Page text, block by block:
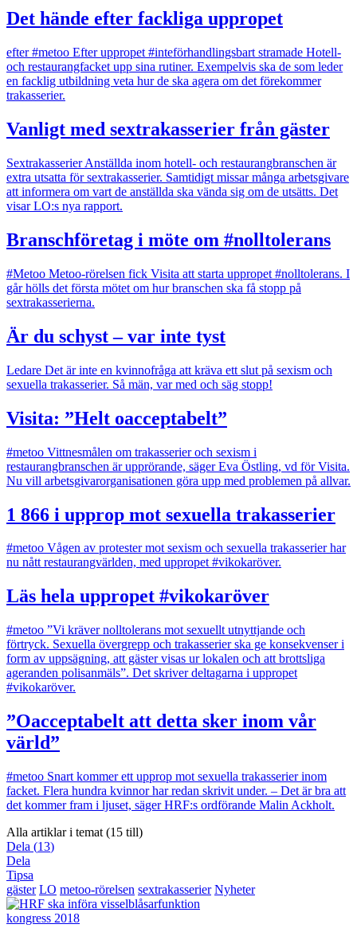
Det hände efter fackliga uppropet
efter #metoo Efter uppropet #inteförhandlingsbart stramade Hotell-
och restaurangfacket upp sina rutiner. Exempelvis ska de som leder
en facklig utbildning veta hur de ska agera om det förekommer
trakasserier.
Vanligt med sextrakasserier från gäster
SextrakasserierAnställda inom hotell- och restaurangbranschen är
extra utsatta för sextrakasserier. Samtidigt missar många arbetsgivare
att informera om vart de anställda ska vända sig om de utsätts. Det
visar LO:s nya rapport.
Branschföretag i möte om #nolltolerans
#Metoo Metoo-rörelsen fick Visita att starta uppropet #nolltolerans. I
går hölls det första mötet om hur branschen ska få stopp på
sextrakasserierna.
Är du schyst – var inte tyst
Ledare Det är inte en kvinnofråga att kräva ett slut på sexism och
sexuella trakasserier. Så män, var med och säg stopp!
Visita: ”Helt oacceptabelt”
#metoo Vittnesmålen om trakasserier och sexism i
restaurangbranschen är upprörande, säger Eva Östling, vd för Visita.
Nu vill arbetsgivarorganisationen göra upp med problemen på allvar.
1 866 i upprop mot sexuella trakasserier
#metoo Vågen av protester mot sexism och sexuella trakasserier har
nu nått restaurangvärlden, med uppropet #vikokaröver.
Läs hela uppropet #vikokaröver
#metoo ”Vi kräver nolltolerans mot sexuellt utnyttjande och
förtryck. Sexuella övergrepp och trakasserier ska ge konsekvenser i
form av uppsägning, att gäster visas ur lokalen och att brottsliga
ageranden polisanmäls”. Det skriver deltagarna i uppropet
#vikokaröver.
”Oacceptabelt att detta sker inom vår
värld”
#metoo Snart kommer ett upprop mot sexuella trakasserier inom
facket. Flera hundra kvinnor har redan skrivit under. – Det är bra att
det kommer fram i ljuset, säger HRF:s ordförande Malin Ackholt.
Alla artiklar i temat (15 till)
Dela (13)
Dela
Tipsa
gäster LO metoo-rörelsen sextrakasserier Nyheter
kongress 2018